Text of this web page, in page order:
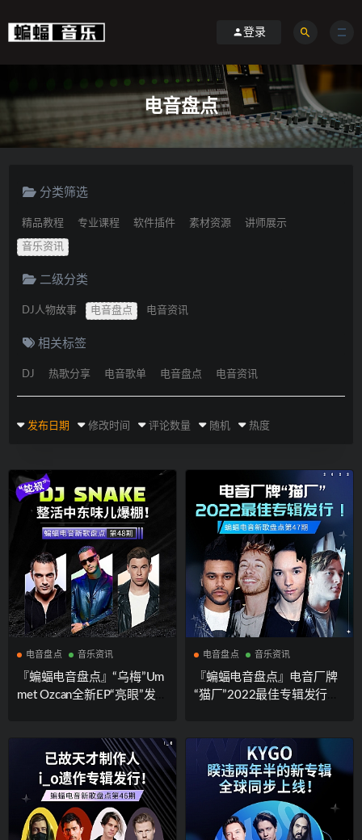
登录
电音盘点
分类筛选
精品教程 专业课程 软件插件 素材资源 讲师展示
音乐资讯
二级分类
DJ人物故事 电音盘点 电音资讯
相关标签
DJ 热歌分享 电音歌单 电音盘点 电音资讯
发布日期 修改时间 评论数量 随机 热度
电音盘点 音乐资讯
『蝙蝠电音盘点』“乌梅”Um
met Ozcan全新EP“亮眼”发
辑“隐藏曲”新年礼物现身！
电音盘点 音乐资讯
『蝙蝠电音盘点』电音厂牌
“猫厂”2022最佳专辑发行！
新歌上线！